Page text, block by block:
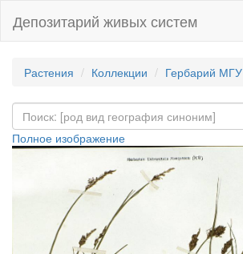
Депозитарий живых систем
Растения Коллекции Гербарий МГУ
Полное изображение